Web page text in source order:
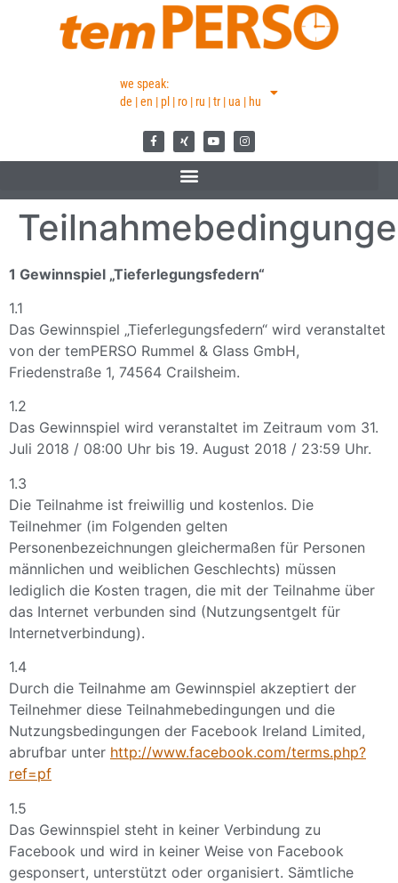
we speak:
de | en | pl | ro | ru | tr | ua | hu
1 Gewinnspiel „Tieferlegungsfedern“
1.1
Das Gewinnspiel „Tieferlegungsfedern“ wird veranstaltet
von der temPERSO Rummel & Glass GmbH,
Friedenstraße 1, 74564 Crailsheim.
1.2
Das Gewinnspiel wird veranstaltet im Zeitraum vom 31.
Juli 2018 / 08:00 Uhr bis 19. August 2018 / 23:59 Uhr.
1.3
Die Teilnahme ist freiwillig und kostenlos. Die
Teilnehmer (im Folgenden gelten
Personenbezeichnungen gleichermaßen für Personen
männlichen und weiblichen Geschlechts) müssen
lediglich die Kosten tragen, die mit der Teilnahme über
das Internet verbunden sind (Nutzungsentgelt für
Internetverbindung).
1.4
Durch die Teilnahme am Gewinnspiel akzeptiert der
Teilnehmer diese Teilnahmebedingungen und die
Nutzungsbedingungen der Facebook Ireland Limited,
abrufbar unter http://www.facebook.com/terms.php?
ref=pf
1.5
Das Gewinnspiel steht in keiner Verbindung zu
Facebook und wird in keiner Weise von Facebook
gesponsert, unterstützt oder organisiert. Sämtliche